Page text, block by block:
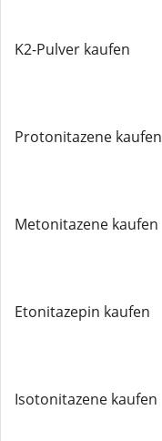
K2-Pulver kaufen
Protonitazene kaufen
Metonitazene kaufen
Etonitazepin kaufen
Isotonitazene kaufen